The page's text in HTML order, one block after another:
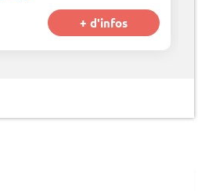
+ d'infos